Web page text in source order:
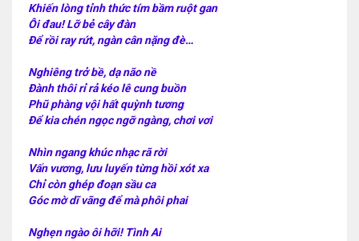
Khiến lòng tỉnh thức tím bầm ruột gan
Ôi đau! Lỡ bẻ cây đàn
Để rồi ray rứt, ngàn cân nặng đè…
Nghiêng trở bề, dạ não nề
Đành thôi rỉ rả kéo lê cung buồn
Phũ phàng vội hất quỳnh tương
Để kia chén ngọc ngỡ ngàng, chơi vơi
Nhìn ngang khúc nhạc rã rời
Vấn vương, lưu luyến từng hồi xót xa
Chỉ còn ghép đoạn sầu ca
Góc mờ dĩ vãng để mà phôi phai
Nghẹn ngào ôi hỡi! Tình Ai